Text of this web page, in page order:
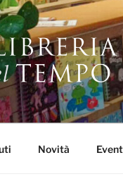
Novità